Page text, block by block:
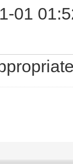
01